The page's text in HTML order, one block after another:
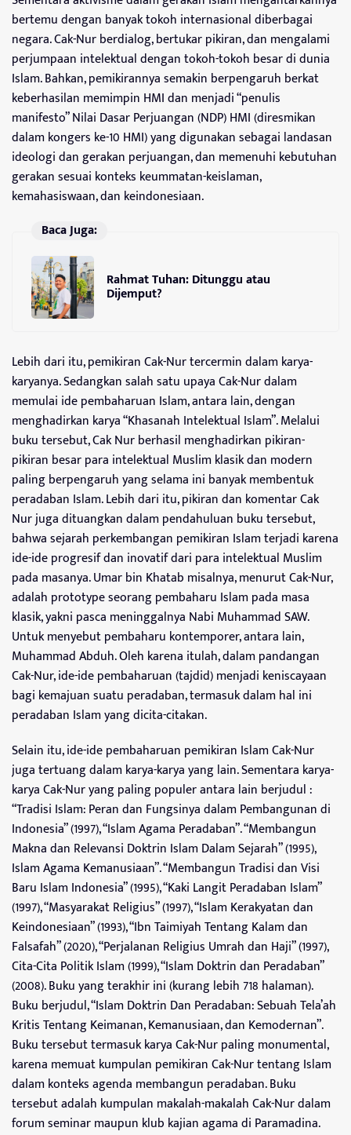
bertemu dengan banyak tokoh internasional diberbagai
negara. Cak-Nur berdialog, bertukar pikiran, dan mengalami
perjumpaan intelektual dengan tokoh-tokoh besar di dunia
Islam. Bahkan, pemikirannya semakin berpengaruh berkat
keberhasilan memimpin HMI dan menjadi “penulis
manifesto” Nilai Dasar Perjuangan (NDP) HMI (diresmikan
dalam kongers ke-10 HMI) yang digunakan sebagai landasan
ideologi dan gerakan perjuangan, dan memenuhi kebutuhan
gerakan sesuai konteks keummatan-keislaman,
kemahasiswaan, dan keindonesiaan.
Baca Juga:
Rahmat Tuhan: Ditunggu atau
Dijemput?
Lebih dari itu, pemikiran Cak-Nur tercermin dalam karya-
karyanya. Sedangkan salah satu upaya Cak-Nur dalam
memulai ide pembaharuan Islam, antara lain, dengan
menghadirkan karya “Khasanah Intelektual Islam”. Melalui
buku tersebut, Cak Nur berhasil menghadirkan pikiran-
pikiran besar para intelektual Muslim klasik dan modern
paling berpengaruh yang selama ini banyak membentuk
peradaban Islam. Lebih dari itu, pikiran dan komentar Cak
Nur juga dituangkan dalam pendahuluan buku tersebut,
bahwa sejarah perkembangan pemikiran Islam terjadi karena
ide-ide progresif dan inovatif dari para intelektual Muslim
pada masanya. Umar bin Khatab misalnya, menurut Cak-Nur,
adalah prototype seorang pembaharu Islam pada masa
klasik, yakni pasca meninggalnya Nabi Muhammad SAW.
Untuk menyebut pembaharu kontemporer, antara lain,
Muhammad Abduh. Oleh karena itulah, dalam pandangan
Cak-Nur, ide-ide pembaharuan (tajdid) menjadi keniscayaan
bagi kemajuan suatu peradaban, termasuk dalam hal ini
peradaban Islam yang dicita-citakan.
Selain itu, ide-ide pembaharuan pemikiran Islam Cak-Nur
juga tertuang dalam karya-karya yang lain. Sementara karya-
karya Cak-Nur yang paling populer antara lain berjudul :
“Tradisi Islam: Peran dan Fungsinya dalam Pembangunan di
Indonesia” (1997), “Islam Agama Peradaban”. “Membangun
Makna dan Relevansi Doktrin Islam Dalam Sejarah” (1995),
Islam Agama Kemanusiaan”. “Membangun Tradisi dan Visi
Baru Islam Indonesia” (1995), “Kaki Langit Peradaban Islam”
(1997), “Masyarakat Religius” (1997), “Islam Kerakyatan dan
Keindonesiaan” (1993), “Ibn Taimiyah Tentang Kalam dan
Falsafah” (2020), “Perjalanan Religius Umrah dan Haji” (1997),
Cita-Cita Politik Islam (1999), “Islam Doktrin dan Peradaban”
(2008). Buku yang terakhir ini (kurang lebih 718 halaman).
Buku berjudul, “Islam Doktrin Dan Peradaban: Sebuah Tela’ah
Kritis Tentang Keimanan, Kemanusiaan, dan Kemodernan”.
Buku tersebut termasuk karya Cak-Nur paling monumental,
karena memuat kumpulan pemikiran Cak-Nur tentang Islam
dalam konteks agenda membangun peradaban. Buku
tersebut adalah kumpulan makalah-makalah Cak-Nur dalam
forum seminar maupun klub kajian agama di Paramadina.